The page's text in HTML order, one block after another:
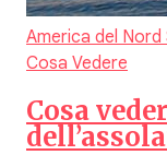
America del Nord
Cosa Vedere
Cosa